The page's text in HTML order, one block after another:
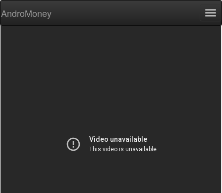
AndroMoney